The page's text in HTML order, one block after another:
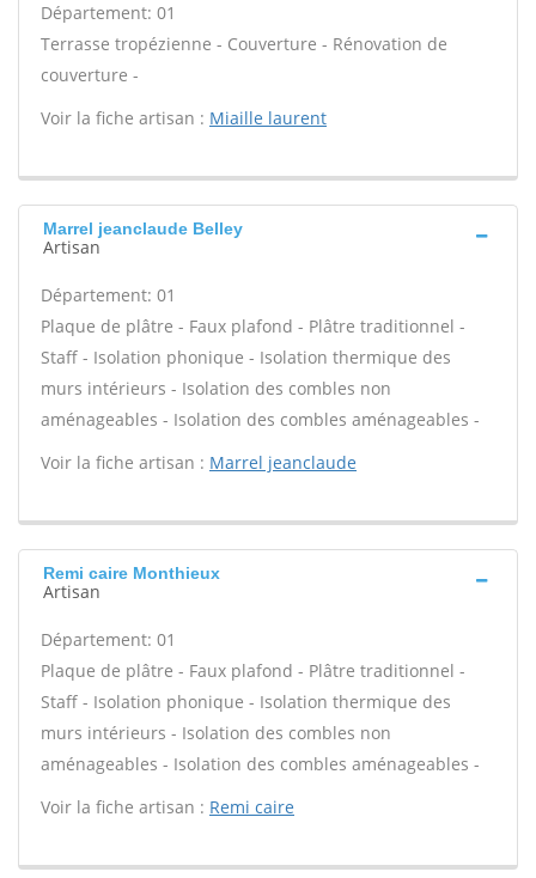
Département: 01
Terrasse tropézienne - Couverture - Rénovation de
couverture -
Voir la fiche artisan : Miaille laurent
Marrel jeanclaude Belley
Artisan
Département: 01
Plaque de plâtre - Faux plafond - Plâtre traditionnel -
Staff - Isolation phonique - Isolation thermique des
murs intérieurs - Isolation des combles non
aménageables - Isolation des combles aménageables -
Voir la fiche artisan : Marrel jeanclaude
Remi caire Monthieux
Artisan
Département: 01
Plaque de plâtre - Faux plafond - Plâtre traditionnel -
Staff - Isolation phonique - Isolation thermique des
murs intérieurs - Isolation des combles non
aménageables - Isolation des combles aménageables -
Voir la fiche artisan : Remi caire